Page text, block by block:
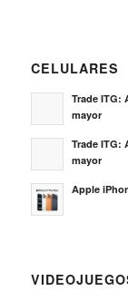
CELULARES
Trade ITG:
mayor
Trade ITG:
mayor
Apple